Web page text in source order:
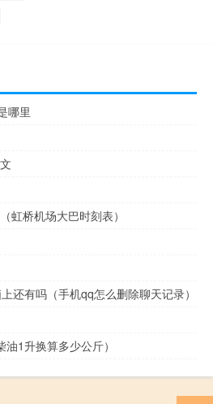
哪里
虹桥机场大巴时刻表）
还有吗（手机qq怎么删除聊天记录）
1升换算多少公斤）